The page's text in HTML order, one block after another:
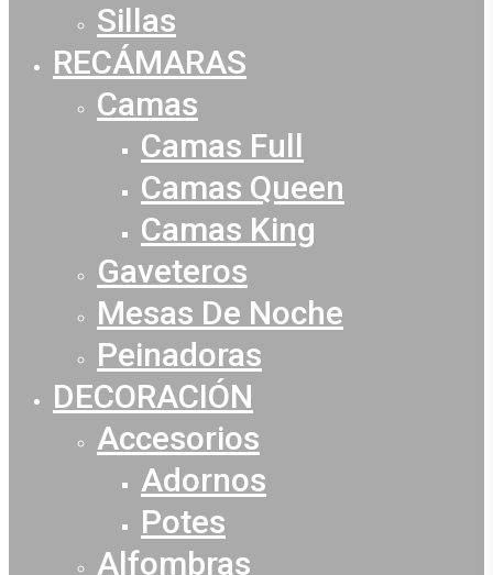
Sillas
RECÁMARAS
Camas
Camas Full
Camas Queen
Camas King
Gaveteros
Mesas De Noche
Peinadoras
DECORACIÓN
Accesorios
Adornos
Potes
Alfombras